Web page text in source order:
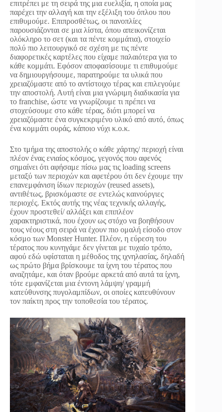
επιτρέπει με τη σειρά της μια ευελιξία, η οποία μας
παρέχει την αλλαγή και την εξέλιξη του όπλου που
επιθυμούμε. Επιπροσθέτως, οι πανοπλίες
παρουσιάζονται σε μια λίστα, όπου απεικονίζεται
ολόκληρο το σετ (και τα πέντε κομμάτια), στοιχείο
πολύ πιο λειτουργικό σε σχέση με τις πέντε
διαφορετικές καρτέλες που είχαμε παλαιότερα για το
κάθε κομμάτι. Εφόσον αποφασίσουμε τι επιθυμούμε
να δημιουργήσουμε, παρατηρούμε τα υλικά που
χρειαζόμαστε από το αντίστοιχο τέρας και επιλεγούμε
την αποστολή. Αυτή είναι μια γνώριμη διαδικασία για
το franchise, ώστε να γνωρίζουμε τι πρέπει να
στοχεύσουμε στο κάθε τέρας, διότι μπορεί να
χρειαζόμαστε ένα συγκεκριμένο υλικό από αυτό, όπως
ένα κομμάτι ουράς, κάποιο νύχι κ.ο.κ.
Στο τμήμα της αποστολής ο κάθε χάρτης/ περιοχή είναι
πλέον ένας ενιαίος κόσμος, γεγονός που αφενός
σημαίνει ότι αφήσαμε πίσω μας τις loading screens
μεταξύ των περιοχών και αφετέρου ότι δεν έχουμε την
επανεμφάνιση ίδιων περιοχών (reused assets),
αντιθέτως, βρισκόμαστε σε εντελώς καινούργιες
περιοχές. Εκτός αυτής της νέας τεχνικής αλλαγής,
έχουν προστεθεί/ αλλάξει και επιπλέον
χαρακτηριστικά, που έχουν ως στόχο να βοηθήσουν
τους νέους στη σειρά να έχουν πιο ομαλή είσοδο στον
κόσμο των Monster Hunter. Πλέον, η εύρεση του
τέρατος που κυνηγάμε δεν γίνεται με τυχαίο τρόπο,
αφού εδώ υφίσταται η μέθοδος της ιχνηλασίας, δηλαδή
ως πρώτο βήμα βρίσκουμε τα ίχνη του τέρατος που
αναζητάμε, και όταν βρούμε αρκετά από αυτά τα ίχνη,
τότε εμφανίζεται μια έντονη λάμψη/ γραμμή
κατεύθυνσης πυγολαμπίδων, οι οποίες κατευθύνουν
τον παίκτη προς την τοποθεσία του τέρατος.